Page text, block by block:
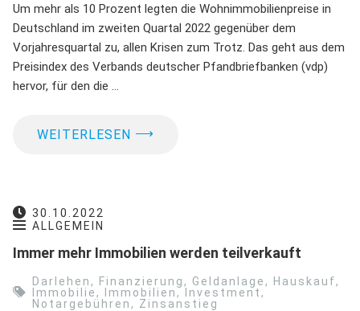
Um mehr als 10 Prozent legten die Wohnimmobilienpreise in
Deutschland im zweiten Quartal 2022 gegenüber dem
Vorjahresquartal zu, allen Krisen zum Trotz. Das geht aus dem
Preisindex des Verbands deutscher Pfandbriefbanken (vdp)
hervor, für den die …
WEITERLESEN ⟶
30.10.2022
ALLGEMEIN
Immer mehr Immobilien werden teilverkauft
Darlehen , Finanzierung , Geldanlage , Hauskauf,
Immobilie , Immobilien , Investment ,
Notargebühren , Zinsanstieg